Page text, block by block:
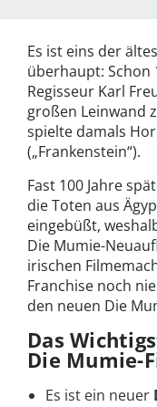
Es ist eins der
überhaupt: Schon
Regisseur Karl
großen Leinwand
spielte damals
(„Frankenstein“).
Fast 100 Jahre
die Toten aus
eingebüßt,
Die Mumie-
irischen
Franchise noch
den neuen Die
Das
Die Mumie-
Es ist ein neuer